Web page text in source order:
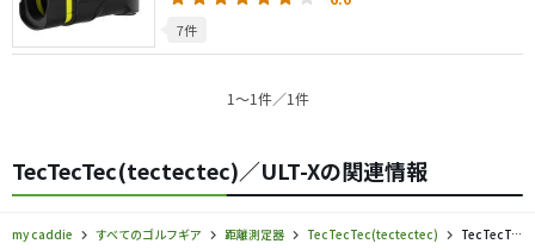
7件
1〜1件／1件
TecTecTec(tectectec)／ULT-Xの関連情報
my caddie すべてのゴルフギア 距離測定器 TecTecTec(tectectec)
TecTecTec／ULT-X／距離測定器の口コミ評価